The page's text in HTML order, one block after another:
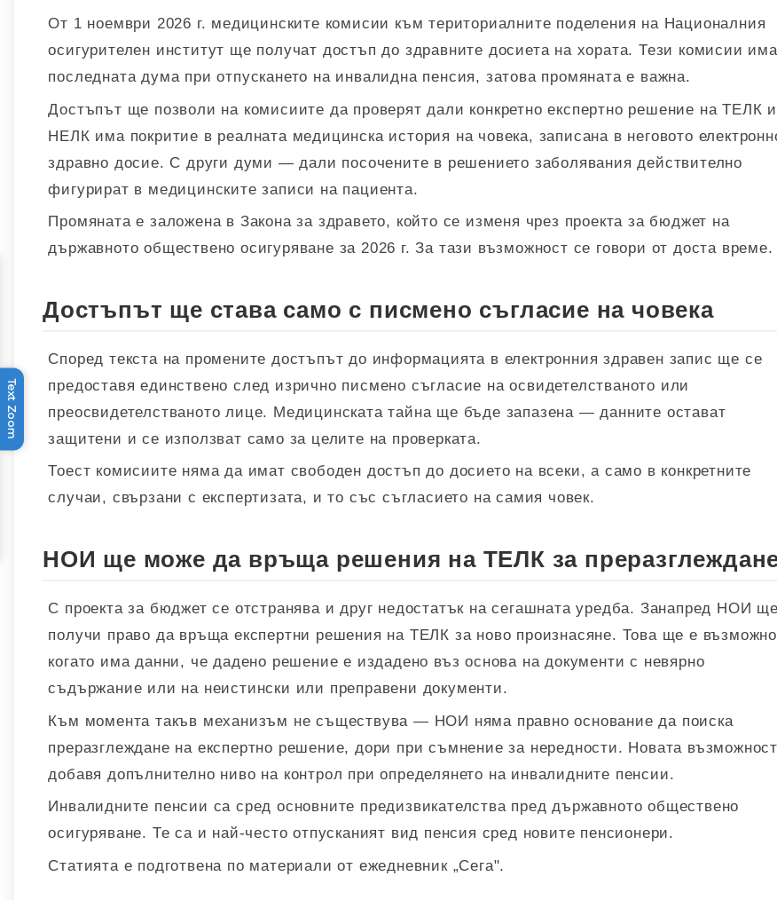
Text Zoom
От 1 ноември 2026 г. медицинските комисии към териториалните поделения на Националния
осигурителен институт ще получат достъп до здравните досиета на хората. Тези комисии
последната дума при отпускането на инвалидна пенсия, затова промяната е важна.
Достъпът ще позволи на комисиите да проверят дали конкретно експертно решение на ТЕЛК
НЕЛК има покритие в реалната медицинска история на човека, записана в неговото
здравно досие. С други думи — дали посочените в решението заболявания действително
фигурират в медицинските записи на пациента.
Промяната е заложена в Закона за здравето, който се изменя чрез проекта за бюджет на
държавното обществено осигуряване за 2026 г. За тази възможност се говори от доста време.
Достъпът ще става само с писмено съгласие на човека
Според текста на промените достъпът до информацията в електронния здравен запис ще се
предоставя единствено след изрично писмено съгласие на освидетелстваното или
преосвидетелстваното лице. Медицинската тайна ще бъде запазена — данните остават
защитени и се използват само за целите на проверката.
Тоест комисиите няма да имат свободен достъп до досието на всеки, а само в конкретните
случаи, свързани с експертизата, и то със съгласието на самия човек.
НОИ ще може да връща решения на ТЕЛК за
С проекта за бюджет се отстранява и друг недостатък на сегашната уредба. Занапред НОИ ще
получи право да връща експертни решения на ТЕЛК за ново произнасяне. Това ще е
когато има данни, че дадено решение е издадено въз основа на документи с невярно
съдържание или на неистински или преправени документи.
Към момента такъв механизъм не съществува — НОИ няма правно основание да поиска
преразглеждане на експертно решение, дори при съмнение за нередности. Новата възможност
добавя допълнително ниво на контрол при определянето на инвалидните пенсии.
Инвалидните пенсии са сред основните предизвикателства пред държавното обществено
осигуряване. Те са и най-често отпусканият вид пенсия сред новите пенсионери.
Статията е подготвена по материали от ежедневник „Сега".